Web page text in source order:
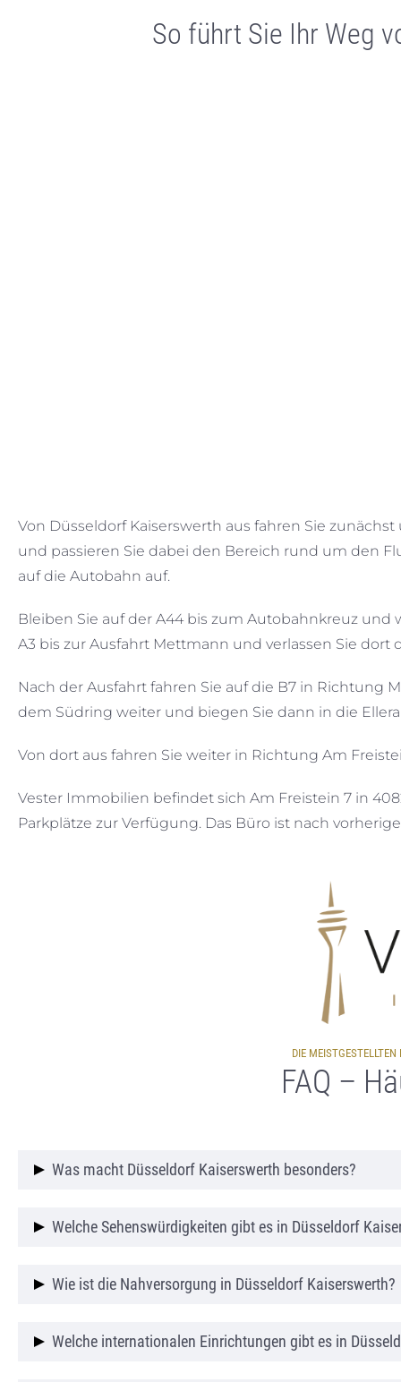
So führt Sie Ihr Weg
Von Düsseldorf Kaiserswerth aus fahren Sie
und passieren Sie dabei den Bereich rund um den
auf die Autobahn auf.
Bleiben Sie auf der A44 bis zum Autobahnkreuz
A3 bis zur Ausfahrt Mettmann und verlassen Sie dort
Nach der Ausfahrt fahren Sie auf die B7 in Richtung
dem Südring weiter und biegen Sie dann in die
Von dort aus fahren Sie weiter in Richtung Am
Vester Immobilien befindet sich Am Freistein 7 in
Parkplätze zur Verfügung. Das Büro ist nach
DIE
FAQ –
Was macht Düsseldorf Kaiserswerth besonders?
Düsseldorf Kaiserswerth ist bekannt für seinen
Welche Sehenswürdigkeiten gibt es in Düsseldorf
Zu den bekanntesten Sehenswürdigkeiten zählt
Wie ist die Nahversorgung in Düsseldorf Kaiserswerth?
Im Zentrum von Düsseldorf Kaiserswerth finden
Welche internationalen Einrichtungen gibt es in